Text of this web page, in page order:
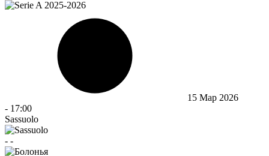
15 Мар 2026
- 17:00
Sassuolo
- -